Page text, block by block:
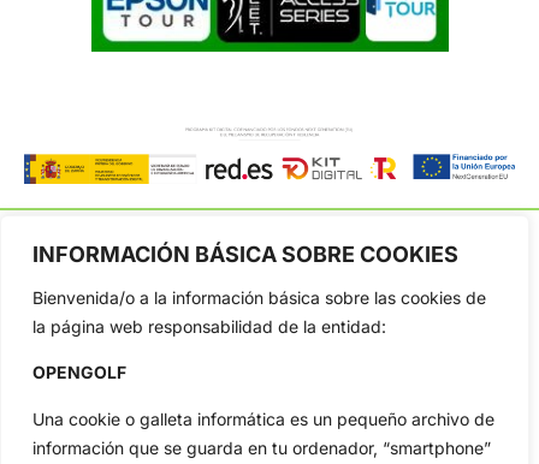
INFORMACIÓN BÁSICA SOBRE COOKIES
Bienvenida/o a la información básica sobre las cookies de
la página web responsabilidad de la entidad:
OPENGOLF
Una cookie o galleta informática es un pequeño archivo de
información que se guarda en tu ordenador, “smartphone”
OpenGolf ofrece toda la actualidad, información del golf
profesional y amateur, resultados en directo, vídeos, noticias,
Jon Rahm, LIV Golf, PGA Tour, Ryder Cup, DP World Tour, LPGA
Categorias
Inicio
Jon Rahm